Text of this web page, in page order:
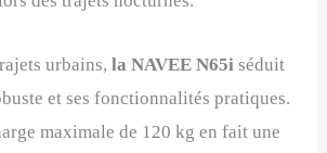
urbains,la NAVEE N65i séduit
et ses fonctionnalités pratiques.
maximale de 120 kg en fait une